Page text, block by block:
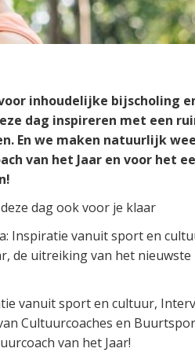
inhoudelijke bijscholing
dag inspireren met een
En we maken natuurlijk
van het Jaar en voor het
dag ook voor je klaar
Inspiratie vanuit sport en
de uitreiking van het nieuwste
vanuit sport en cultuur,
Cultuurcoaches en
van het Jaar!